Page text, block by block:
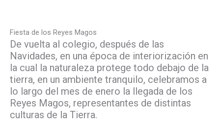
Fiesta de los Reyes Magos
De vuelta al colegio, después de las
Navidades, en una época de interiorización en
la cual la naturaleza protege todo debajo de la
tierra, en un ambiente tranquilo, celebramos a
lo largo del mes de enero la llegada de los
Reyes Magos, representantes de distintas
culturas de la Tierra.